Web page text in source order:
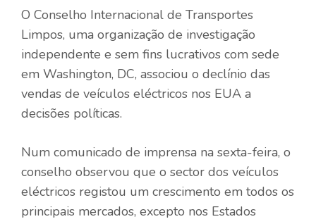
O Conselho Internacional de Transportes
Limpos, uma organização de investigação
independente e sem fins lucrativos com sede
em Washington, DC, associou o declínio das
vendas de veículos eléctricos nos EUA a
decisões políticas.
Num comunicado de imprensa na sexta-feira, o
conselho observou que o sector dos veículos
eléctricos registou um crescimento em todos os
principais mercados, excepto nos Estados